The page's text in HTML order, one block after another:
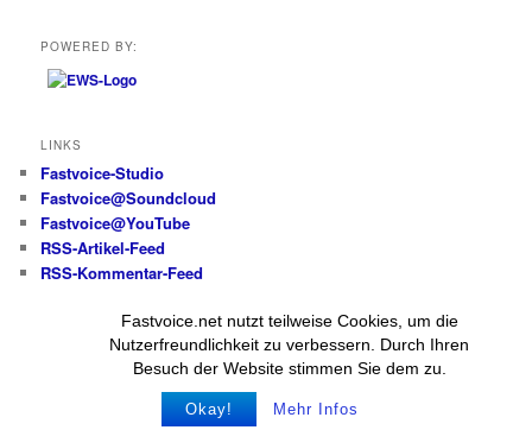
Fastvoice.net nutzt teilweise Cookies, um die
Nutzerfreundlichkeit zu verbessern. Durch Ihren
Besuch der Website stimmen Sie dem zu.
Okay! Mehr Infos
POWERED BY:
LINKS
Fastvoice-Studio
Fastvoice@Soundcloud
Fastvoice@YouTube
RSS-Artikel-Feed
RSS-Kommentar-Feed
Alle Beiträge und Fotos
(wenn nicht anders angegeben):
© Wolfgang Messer